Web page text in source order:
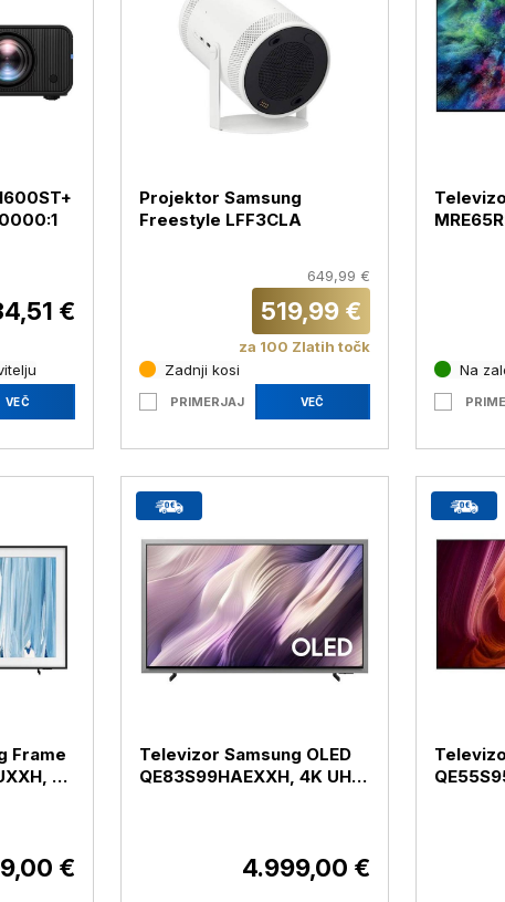
€
VEČ
Projektor Samsung
Freestyle LFF3CLA
649,99 €
519,99 €
za 100 Zlatih točk
Zadnji kosi
PRIMERJAJ VEČ
Na
Frame
4K
€
Televizor Samsung OLED
QE83S99HAEXXH, 4K UHD,
4.999,00 €